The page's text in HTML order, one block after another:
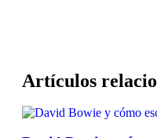
Artículos